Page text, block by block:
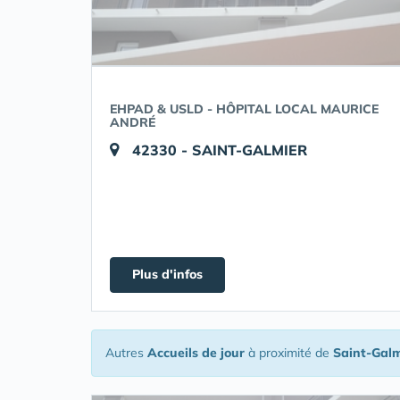
EHPAD & USLD - HÔPITAL LOCAL MAURICE
ANDRÉ
42330 - SAINT-GALMIER
Plus d'infos
Autres Accueils de jour à proximité de Saint-